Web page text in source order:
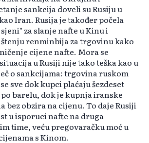
sankcija doveli su Rusiju u
Iran. Rusija je također počela
za slanje nafte u Kinu i
renminbija za trgovinu kako
cijene nafte. Mora se
u Rusiji nije tako teška kao u
o sankcijama: trgovina ruskom
sve dok kupci plaćaju šezdeset
barelu, dok je kupnja iranske
bez obzira na cijenu. To daje Rusiji
u isporuci nafte na druga
time, veću pregovaračku moć u
s Kinom.